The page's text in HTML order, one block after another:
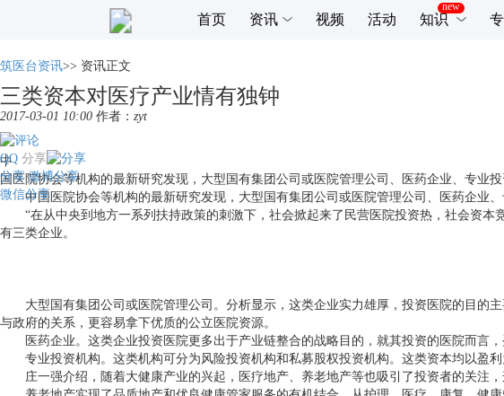
首页 资讯 视频 活动 知识
筑医台资讯>> 资讯正文
三类资本对医疗产业情有独钟
2017-03-01 10:00 作者： zyt
分享
QQ
分享 微博分享
微信分享
中
国医院协会等机构的最新研究发现，大型国有集团公司或医院管理公司、医药企业、专业
中国医院协会等机构的最新研究发现，大型国有集团公司或医院管理公司、医药企业
“在从中央到地方一系列扶持政策的刺激下，社会掀起来了民营医院投资热，社会资本
有三类企业。
大型国有集团公司或医院管理公司。分析显示，这类企业实力雄厚，投资医院的目的
与政府的关系，更容易拿下优质的公立医院资源。
医药企业。这类企业投资医院更多出于产业链整合的战略目的，就其投资的医院而言，
专业投资机构。这类机构可分为风险投资机构和私募股权投资机构。这类资本均以盈利
庄一强介绍，随着大健康产业的兴起，医疗地产、养老地产等也吸引了投资者的关注，